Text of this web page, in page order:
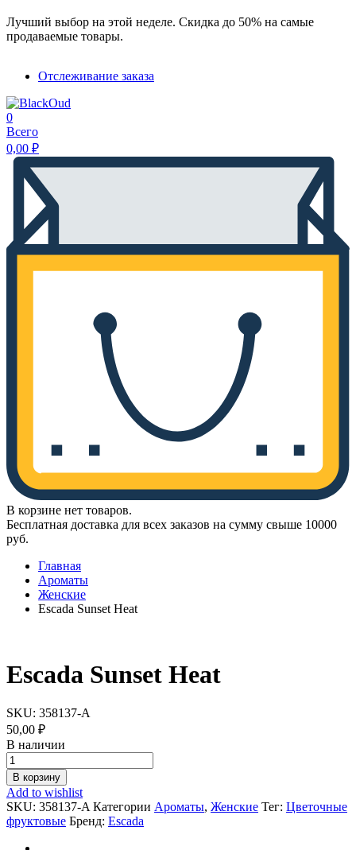
Лучший выбор на этой неделе. Скидка до 50% на самые
продаваемые товары.
Отслеживание заказа
0
Всего
0,00 ₽
В корзине нет товаров.
Бесплатная доставка для всех заказов на сумму свыше 10000
руб.
Главная
Ароматы
Женские
Escada Sunset Heat
Escada Sunset Heat
SKU: 358137-A
50,00 ₽
В наличии
Escada
Sunset
Heat
quantity
В корзину
Add to wishlist
SKU: 358137-A Категории Ароматы, Женские Тег: Цветочные
фруктовые Бренд: Escada